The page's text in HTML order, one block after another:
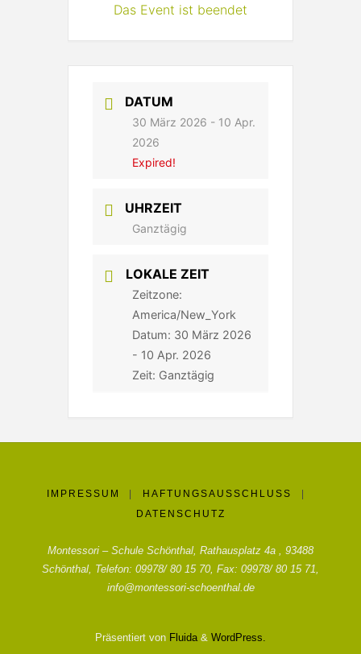
Das Event ist beendet
DATUM
30 März 2026 - 10 Apr.
2026
Expired!
UHRZEIT
Ganztägig
LOKALE ZEIT
Zeitzone:
America/New_York
Datum: 30 März 2026
- 10 Apr. 2026
Zeit: Ganztägig
IMPRESSUM HAFTUNGSAUSSCHLUSS
DATENSCHUTZ
Montessori – Schule Schönthal, Rathausplatz 4a , 93488
Schönthal, Telefon: 09978/ 80 15 70, Fax: 09978/ 80 15 71,
info@montessori-schoenthal.de
Präsentiert von Fluida & WordPress.